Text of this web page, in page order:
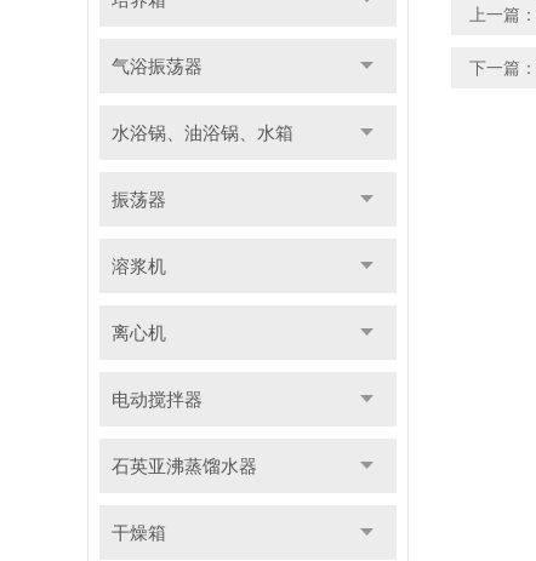
气浴振荡器
水浴锅、油浴锅、水箱
振荡器
溶浆机
离心机
电动搅拌器
石英亚沸蒸馏水器
干燥箱
上一篇：
下一篇：